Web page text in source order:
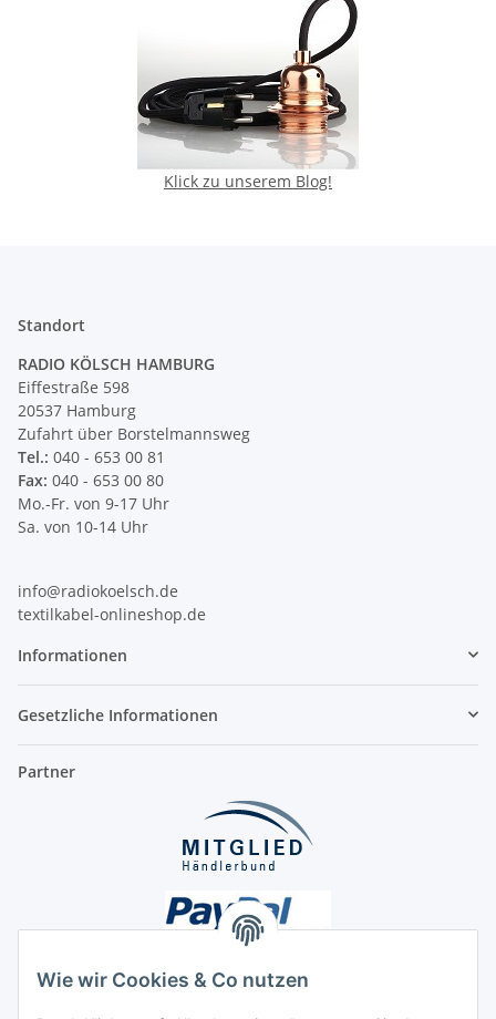
Wie wir Cookies & Co nutzen
Klick zu unserem Blog!
Standort
RADIO KÖLSCH HAMBURG
Eiffestraße 598
20537 Hamburg
Zufahrt über Borstelmannsweg
Tel.: 040 - 653 00 81
Fax: 040 - 653 00 80
Mo.-Fr. von 9-17 Uhr
Sa. von 10-14 Uhr
info@radiokoelsch.de
textilkabel-onlineshop.de
Informationen
Gesetzliche Informationen
Partner